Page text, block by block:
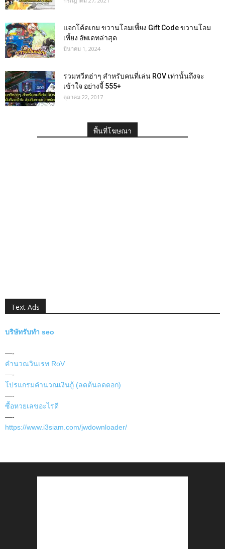
แจกโค้ดเกม ขวานโอมเพี้ยง Gift Code ขวานโอม
เพี้ยง อัพเดทล่าสุด
มีนาคม 1, 2024
รวมทวีตฮ่าๆ สำหรับคนที่เล่น ROV เท่านั้นถึงจะ
เข้าใจ อย่างจี้ 555+
ตุลาคม 22, 2017
พื้นที่โฆษณา
Text Ads
บริษัทรับทำ seo
—-
คำนวณวินเรท RoV
—-
โปรแกรมคำนวณเงินกู้ (ลดต้นลดดอก)
—-
ซื้อหวยเลขอะไรดี
—-
https://www.i3siam.com/jwdownloader/